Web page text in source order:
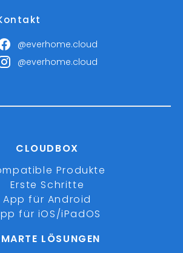
@everhome.cloud
@everhome.cloud
CLOUDBOX
Produkte
Erste Schritte
App für Android
für iOS/iPadOS
LÖSUNGEN